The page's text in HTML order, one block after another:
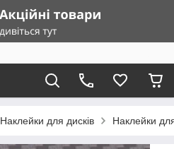
Наклейки для дисків Наклейки